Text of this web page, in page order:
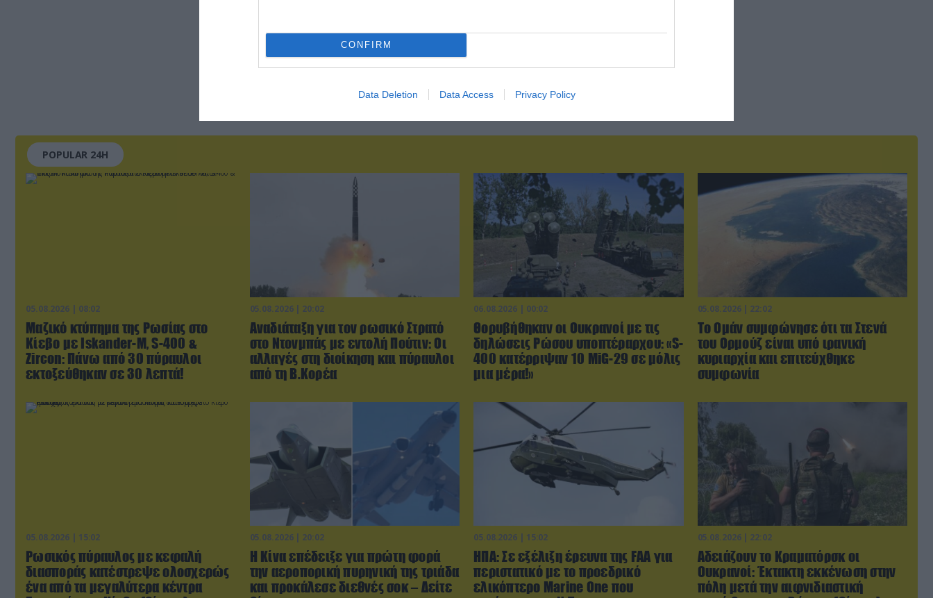
CONFIRM
Data Deletion Data Access Privacy Policy
POPULAR 24H
05.08.2026 | 08:02
Μαζικό κτύπημα της Ρωσίας στο
Κίεβο με Iskander-Μ, S-400 &
Zircon: Πάνω από 30 πύραυλοι
εκτοξεύθηκαν σε 30 λεπτά!
05.08.2026 | 20:02
Αναδιάταξη για τον ρωσικό Στρατό
στο Ντονμπάς με εντολή Πούτιν: Οι
αλλαγές στη διοίκηση και πύραυλοι
από τη Β.Κορέα
06.08.2026 | 00:02
Θορυβήθηκαν οι Ουκρανοί με τις
δηλώσεις Ρώσου υποπτέραρχου: «S-
400 κατέρριψαν 10 MiG-29 σε μόλις
μια μέρα!»
05.08.2026 | 22:02
Το Ομάν συμφώνησε ότι τα Στενά
του Ορμούζ είναι υπό ιρανική
κυριαρχία και επιτεύχθηκε
συμφωνία
05.08.2026 | 15:02
Ρωσικός πύραυλος με κεφαλή
διασποράς κατέστρεψε ολοσχερώς
ένα από τα μεγαλύτερα κέντρα
05.08.2026 | 20:02
Η Κίνα επέδειξε για πρώτη φορά
την αεροπορική πυρηνική της τριάδα
και προκάλεσε διεθνές σοκ – Δείτε
05.08.2026 | 15:02
ΗΠΑ: Σε εξέλιξη έρευνα της FAA για
περιστατικό με το προεδρικό
ελικόπτερο Marine One που
05.08.2026 | 22:02
Αδειάζουν το Κραματόρσκ οι
Ουκρανοί: Έκτακτη εκκένωση στην
πόλη μετά την αιφνιδιαστική